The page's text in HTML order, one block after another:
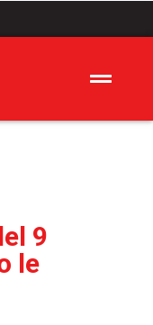
9
le